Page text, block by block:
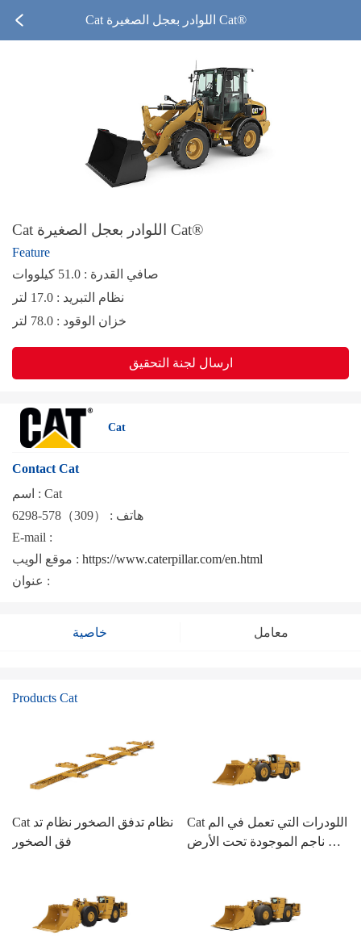
Cat اللوادر بعجل الصغيرة Cat®‎
Cat اللوادر بعجل الصغيرة Cat®‎
Feature
صافي القدرة : 51.0 كيلووات
نظام التبريد : 17.0 لتر
خزان الوقود : 78.0 لتر
ارسال لجنة التحقيق
Cat
Contact Cat
اسم : Cat
هاتف : （309）578-6298
E-mail :
موقع الويب : https://www.caterpillar.com/en.html
عنوان :
خاصية معامل
Products Cat
Cat نظام تدفق الصخور نظام تد
فق الصخور
Cat اللودرات التي تعمل في الم
ناجم الموجودة تحت الأرض R1